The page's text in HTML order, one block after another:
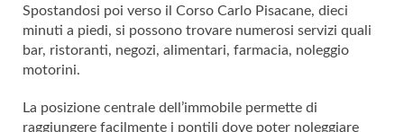
Spostandosi poi verso il Corso Carlo Pisacane, dieci
minuti a piedi, si possono trovare numerosi servizi quali
bar, ristoranti, negozi, alimentari, farmacia, noleggio
motorini.
La posizione centrale dell’immobile permette di
raggiungere facilmente i pontili dove poter noleggiare